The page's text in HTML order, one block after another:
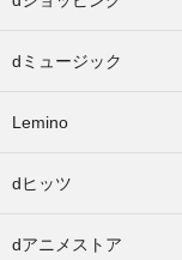
dミュージック
Lemino
dヒッツ
dアニメストア